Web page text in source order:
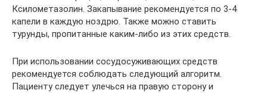
Ксилометазолин. Закапывание рекомендуется по 3-4
капели в каждую ноздрю. Также можно ставить
турунды, пропитанные каким-либо из этих средств.
При использовании сосудосуживающих средств
рекомендуется соблюдать следующий алгоритм.
Пациенту следует улечься на правую сторону и